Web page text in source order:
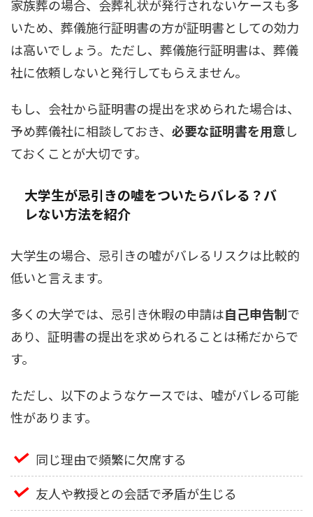
家族葬の場合、会葬礼状が発行されないケースも多
いため、葬儀施行証明書の方が証明書としての効力
は高いでしょう。ただし、葬儀施行証明書は、葬儀
社に依頼しないと発行してもらえません。
もし、会社から証明書の提出を求められた場合は、
予め葬儀社に相談しておき、 必要な証明書を用意し
ておくことが大切です。
大学生が忌引きの嘘をついたらバレる？バ
レない方法を紹介
大学生の場合、忌引きの嘘がバレるリスクは比較的
低いと言えます。
多くの大学では、忌引き休暇の申請は自己申告制で
あり、証明書の提出を求められることは稀だからで
す。
ただし、以下のようなケースでは、嘘がバレる可能
性があります。
同じ理由で頻繁に欠席する
友人や教授との会話で矛盾が生じる